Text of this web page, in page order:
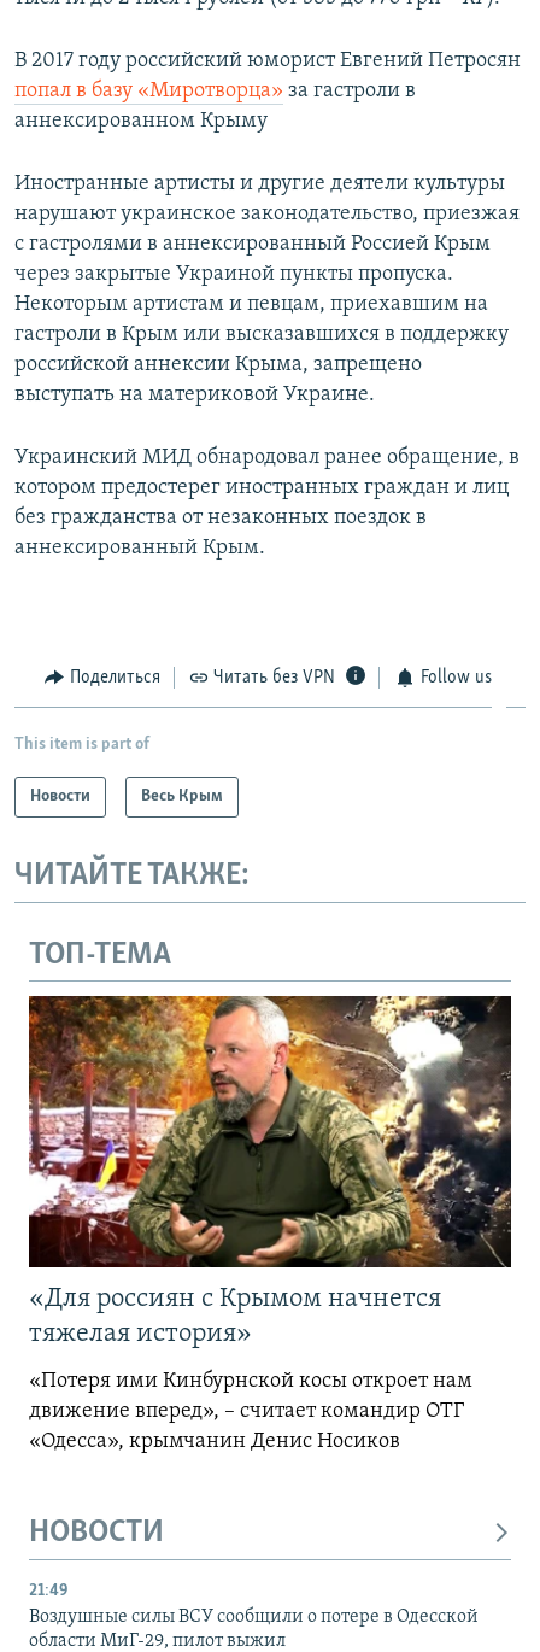
В 2017 году российский юморист Евгений Петросян
попал в базу «Миротворца» за гастроли в
аннексированном Крыму
Иностранные артисты и другие деятели культуры
нарушают украинское законодательство, приезжая
с гастролями в аннексированный Россией Крым
через закрытые Украиной пункты пропуска.
Некоторым артистам и певцам, приехавшим на
гастроли в Крым или высказавшихся в поддержку
российской аннексии Крыма, запрещено
выступать на материковой Украине.
Украинский МИД обнародовал ранее обращение, в
котором предостерег иностранных граждан и лиц
без гражданства от незаконных поездок в
аннексированный Крым.
Поделиться Читать без VPN Follow us
This item is part of
Новости Весь Крым
ЧИТАЙТЕ ТАКЖЕ:
ТОП-ТЕМА
«Для россиян с Крымом начнется
тяжелая история»
«Потеря ими Кинбурнской косы откроет нам
движение вперед», – считает командир ОТГ
«Одесса», крымчанин Денис Носиков
НОВОСТИ
21:49
Воздушные силы ВСУ сообщили о потере в Одесской
области МиГ-29, пилот выжил